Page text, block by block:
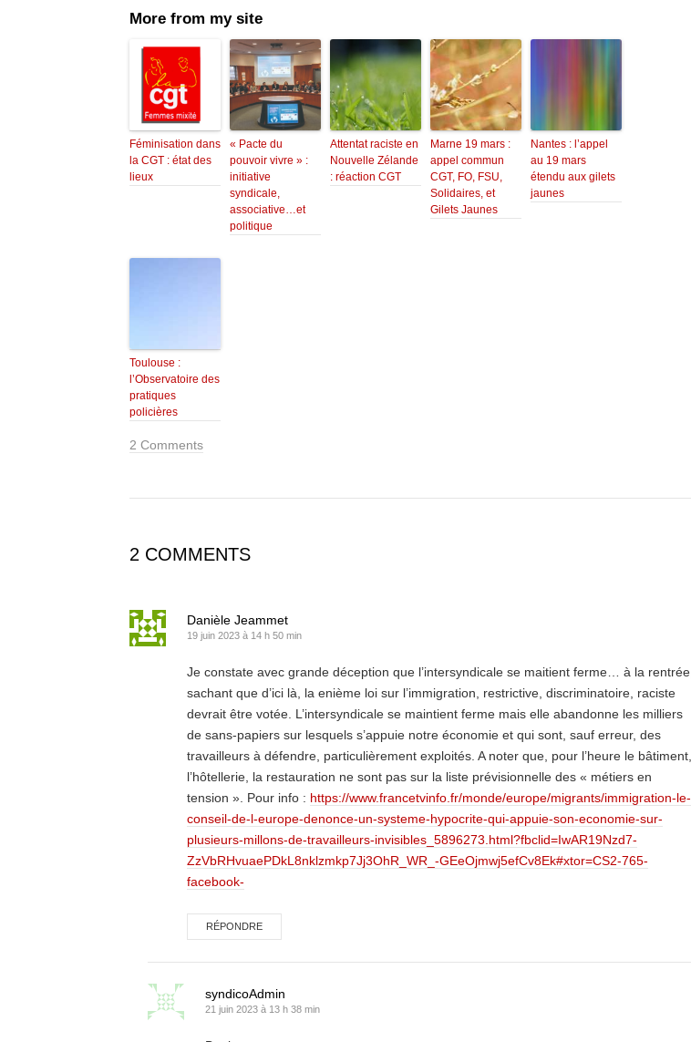
More from my site
Féminisation dans
la CGT : état des
lieux
« Pacte du
pouvoir vivre » :
initiative
syndicale,
associative…et
politique
Attentat raciste en
Nouvelle Zélande
: réaction CGT
Marne 19 mars :
appel commun
CGT, FO, FSU,
Solidaires, et
Gilets Jaunes
Nantes : l’appel
au 19 mars
étendu aux gilets
jaunes
Toulouse :
l’Observatoire des
pratiques
policières
2 Comments
2 COMMENTS
Danièle Jeammet
19 juin 2023 à 14 h 50 min
Je constate avec grande déception que l’intersyndicale se maitient ferme… à la rentrée,
sachant que d’ici là, la enième loi sur l’immigration, restrictive, discriminatoire, raciste
devrait être votée. L’intersyndicale se maintient ferme mais elle abandonne les milliers
de sans-papiers sur lesquels s’appuie notre économie et qui sont, sauf erreur, des
travailleurs à défendre, particulièrement exploités. A noter que, pour l’heure le bâtiment,
l’hôtellerie, la restauration ne sont pas sur la liste prévisionnelle des « métiers en
tension ». Pour info : https://www.francetvinfo.fr/monde/europe/migrants/immigration-le-
conseil-de-l-europe-denonce-un-systeme-hypocrite-qui-appuie-son-economie-sur-
plusieurs-millons-de-travailleurs-invisibles_5896273.html?fbclid=IwAR19Nzd7-
ZzVbRHvuaePDkL8nklzmkp7Jj3OhR_WR_-GEeOjmwj5efCv8Ek#xtor=CS2-765-
facebook-
RÉPONDRE
syndicoAdmin
21 juin 2023 à 13 h 38 min